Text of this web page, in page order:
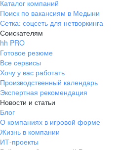
Каталог компаний
Поиск по вакансиям в Медыни
Сетка: соцсеть для нетворкинга
Соискателям
hh PRO
Готовое резюме
Все сервисы
Хочу у вас работать
Производственный календарь
Экспертная рекомендация
Новости и статьи
Блог
О компаниях в игровой форме
Жизнь в компании
ИТ-проекты